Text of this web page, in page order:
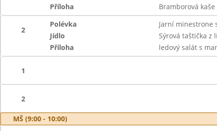
Příloha
Bramborová kaše
2
Polévka
Jarní minestrone
Jídlo
Sýrová taštička z
Příloha
ledový salát s
1
2
MŠ (9:00 - 10:00)